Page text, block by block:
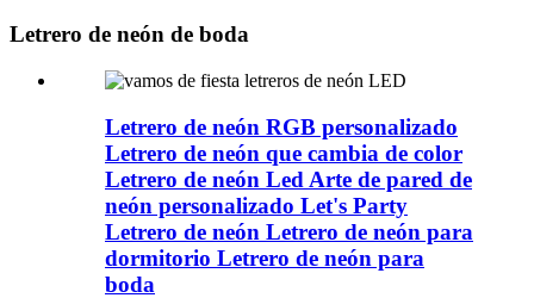
Letrero de neón de boda
Letrero de neón RGB personalizado
Letrero de neón que cambia de color
Letrero de neón Led Arte de pared de
neón personalizado Let's Party
Letrero de neón Letrero de neón para
dormitorio Letrero de neón para
boda